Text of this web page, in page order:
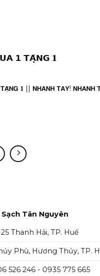
𝟭 𝗧𝗔̣̆𝗡𝗚 𝟏
𝟏 || 𝗡𝗛𝗔𝗡𝗛 𝗧𝗔𝗬! 𝗡𝗛𝗔𝗡𝗛
Tân Nguyên
Thanh Hải, TP. Huế
Phù, Hương Thủy, TP.
526 246 - 0935 775 665